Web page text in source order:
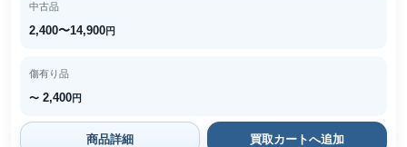
中古品
2,400〜14,900円
傷有り品
〜 2,400円
商品詳細 買取カートへ追加